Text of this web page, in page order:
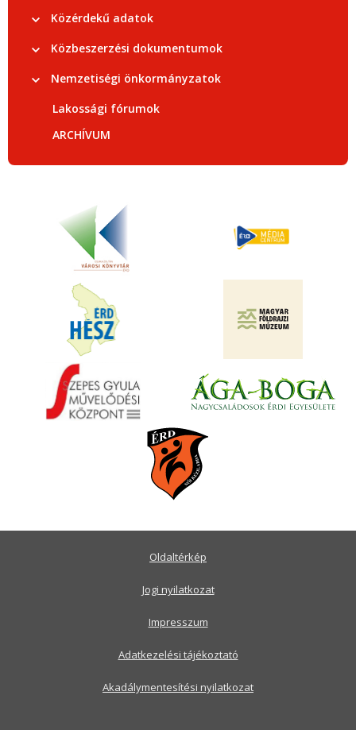
Közérdekű adatok
Közbeszerzési dokumentumok
Nemzetiségi önkormányzatok
Lakossági fórumok
ARCHÍVUM
Oldaltérkép
Jogi nyilatkozat
Impresszum
Adatkezelési tájékoztató
Akadálymentesítési nyilatkozat